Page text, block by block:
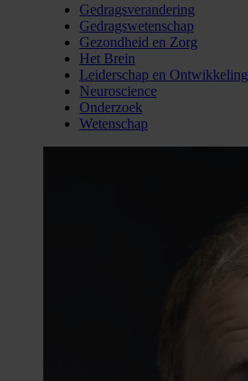
Gedragsverandering
Gedragswetenschap
Gezondheid en Zorg
Het Brein
Leiderschap en Ontwikkeling
Neuroscience
Onderzoek
Wetenschap